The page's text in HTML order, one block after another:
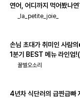
연어, 어디까지 먹어봤나
_la_petite_joie_
손님 초대가 취미인 사람
1분기 BEST 메뉴 라인
류_페어링)
꿀벌오소리
4년차 식단러의 급찐급빠